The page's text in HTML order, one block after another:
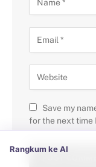
Save my
for the next time
Rangkum ke AI